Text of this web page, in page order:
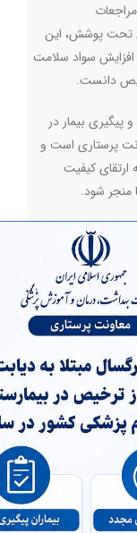
به ثبت تنها ۴درصد مراجعات
تحت پوشش، این
سواد سلامت
دانست.
بیمار در
پرستاری است و
کیفیت
منجر شود.